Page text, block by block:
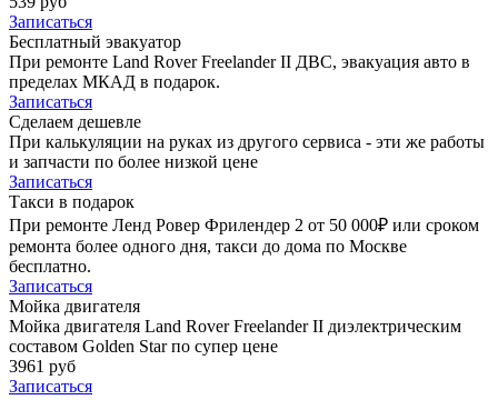
Записаться
Бесплатный эвакуатор
При ремонте Land Rover Freelander II ДВС, эвакуация авто в
пределах МКАД в подарок.
Записаться
Сделаем дешевле
При калькуляции на руках из другого сервиса - эти же работы
и запчасти по более низкой цене
Записаться
Такси в подарок
При ремонте Ленд Ровер Фрилендер 2 от 50 000₽ или сроком
ремонта более одного дня, такси до дома по Москве
бесплатно.
Записаться
Мойка двигателя
Мойка двигателя Land Rover Freelander II диэлектрическим
составом Golden Star по супер цене
3961 руб
Записаться